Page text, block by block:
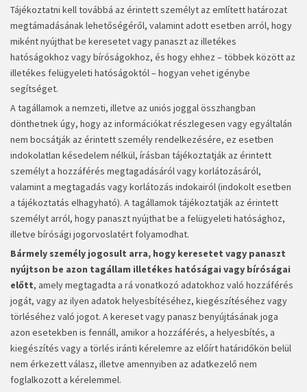
Tájékoztatni kell továbbá az érintett személyt az említett határozat
megtámadásának lehetőségéről, valamint adott esetben arról, hogy
miként nyújthat be keresetet vagy panaszt az illetékes
hatóságokhoz vagy bíróságokhoz, és hogy ehhez – többek között az
illetékes felügyeleti hatóságoktól – hogyan vehet igénybe
segítséget.
A tagállamok a nemzeti, illetve az uniós joggal összhangban
dönthetnek úgy, hogy az információkat részlegesen vagy egyáltalán
nem bocsátják az érintett személy rendelkezésére, ez esetben
indokolatlan késedelem nélkül, írásban tájékoztatják az érintett
személyt a hozzáférés megtagadásáról vagy korlátozásáról,
valamint a megtagadás vagy korlátozás indokairól (indokolt esetben
a tájékoztatás elhagyható). A tagállamok tájékoztatják az érintett
személyt arról, hogy panaszt nyújthat be a felügyeleti hatósághoz,
illetve bírósági jogorvoslatért folyamodhat.
Bármely személy jogosult arra, hogy keresetet vagy panaszt
nyújtson be azon tagállam illetékes hatóságai vagy bíróságai
előtt, amely megtagadta a rá vonatkozó adatokhoz való hozzáférés
jogát, vagy az ilyen adatok helyesbítéséhez, kiegészítéséhez vagy
törléséhez való jogot. A kereset vagy panasz benyújtásának joga
azon esetekben is fennáll, amikor a hozzáférés, a helyesbítés, a
kiegészítés vagy a törlés iránti kérelemre az előírt határidőkön belül
nem érkezett válasz, illetve amennyiben az adatkezelő nem
foglalkozott a kérelemmel.